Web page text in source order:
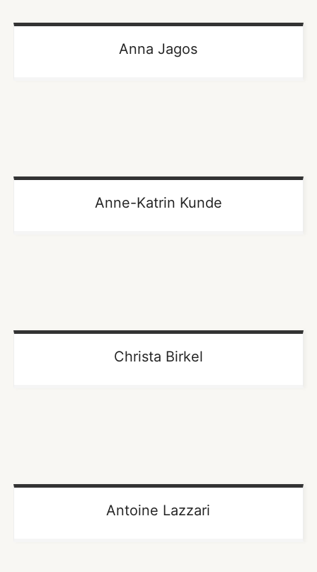
Anna Jagos
Anne-Katrin Kunde
Christa Birkel
Antoine Lazzari